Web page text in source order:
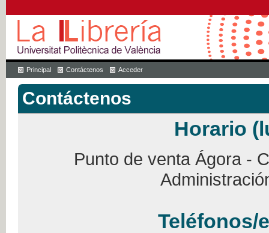
Principal Contáctenos Acceder
Contáctenos
Horario
Punto de venta Ágora -
Teléfonos/